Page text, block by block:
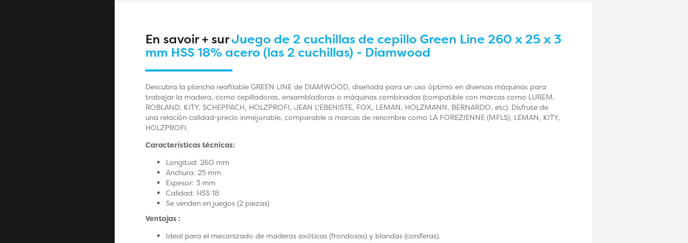
En savoir + surJuego de 2 cuchillas de cepillo Green Line 260 x 25 x 3
mm HSS 18% acero (las 2 cuchillas) - Diamwood
Descubra la plancha reafilable GREEN LINE de DIAMWOOD, diseñada para un uso óptimo en diversas máquinas para
trabajar la madera, como cepilladoras, ensambladoras o máquinas combinadas (compatible con marcas como LUREM,
ROBLAND, KITY, SCHEPPACH, HOLZPROFI, JEAN L'EBENISTE, FOX, LEMAN, HOLZMANN, BERNARDO, etc). Disfrute de
una relación calidad-precio inmejorable, comparable a marcas de renombre como LA FOREZIENNE (MFLS), LEMAN, KITY,
HOLZPROFI.
Características técnicas:
Longitud: 260 mm
Anchura: 25 mm
Espesor: 3 mm
Calidad: HSS 18
Se venden en juegos (2 piezas)
Ventajas :
Ideal para el mecanizado de maderas exóticas (frondosas) y blandas (coníferas).